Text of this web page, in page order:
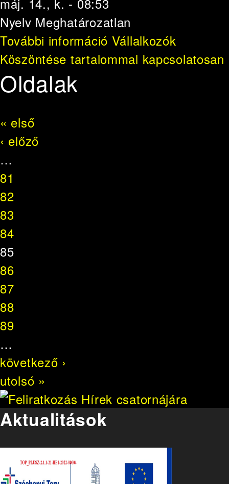
Nyelv Meghatározatlan
További információ Vállalkozók
Köszöntése tartalommal kapcsolatosan
Oldalak
« első
‹ előző
…
81
82
83
84
85
86
87
88
89
…
következő ›
utolsó »
Aktualitások